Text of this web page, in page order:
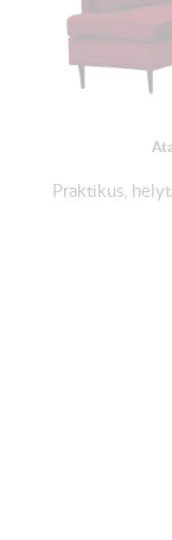
Praktikus,